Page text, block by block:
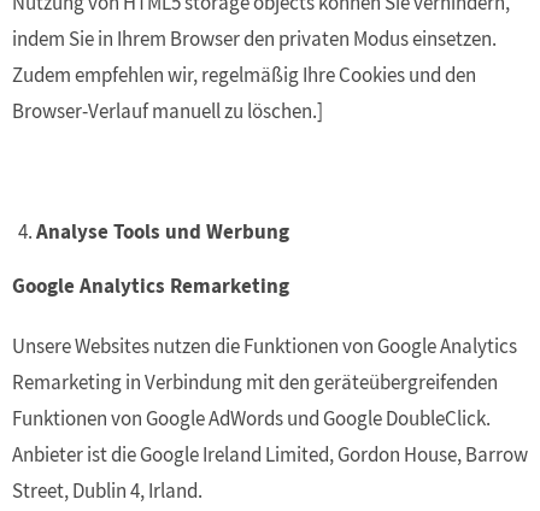
indem Sie in Ihrem Browser den privaten Modus einsetzen.
Zudem empfehlen wir, regelmäßig Ihre Cookies und den
Browser-Verlauf manuell zu löschen.]
Analyse Tools und Werbung
Google Analytics Remarketing
Unsere Websites nutzen die Funktionen von Google Analytics
Remarketing in Verbindung mit den geräteübergreifenden
Funktionen von Google AdWords und Google DoubleClick.
Anbieter ist die Google Ireland Limited, Gordon House, Barrow
Street, Dublin 4, Irland.